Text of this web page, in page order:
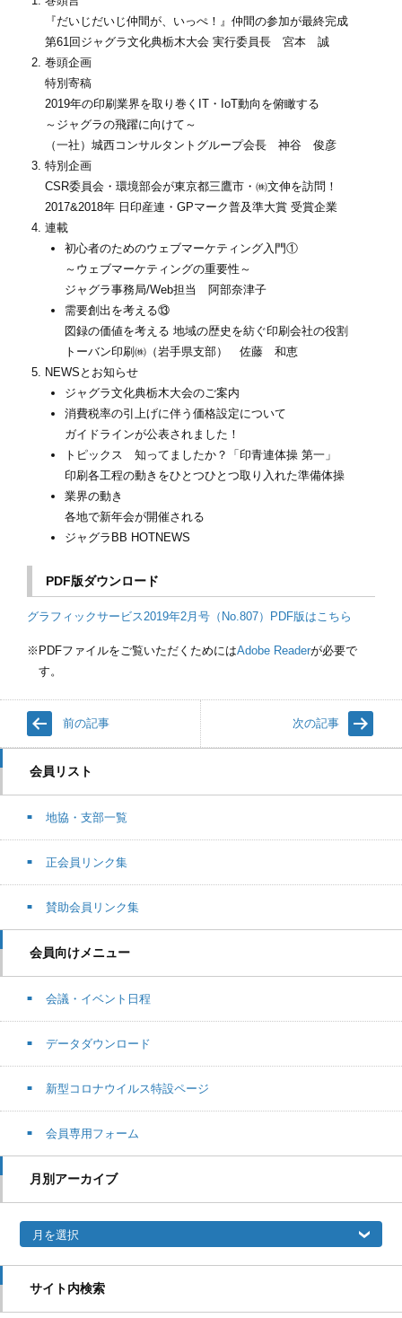
『だいじだいじ仲間が、いっぺ！』仲間の参加が最終完成
第61回ジャグラ文化典栃木大会 実行委員長 宮本 誠
巻頭企画
特別寄稿
2019年の印刷業界を取り巻くIT・IoT動向を俯瞰する
～ジャグラの飛躍に向けて～
（一社）城西コンサルタントグループ会長 神谷 俊彦
特別企画
CSR委員会・環境部会が東京都三鷹市・㈱文伸を訪問！
2017&2018年 日印産連・GPマーク普及準大賞 受賞企業
連載
初心者のためのウェブマーケティング入門①
～ウェブマーケティングの重要性～
ジャグラ事務局/Web担当 阿部奈津子
需要創出を考える⑬
図録の価値を考える 地域の歴史を紡ぐ印刷会社の役割
トーバン印刷㈱（岩手県支部） 佐藤 和恵
NEWSとお知らせ
ジャグラ文化典栃木大会のご案内
消費税率の引上げに伴う価格設定について
ガイドラインが公表されました！
トピックス 知ってましたか？「印青連体操 第一」
印刷各工程の動きをひとつひとつ取り入れた準備体操
業界の動き
各地で新年会が開催される
ジャグラBB HOTNEWS
PDF版ダウンロード
グラフィックサービス2019年2月号（No.807）PDF版はこちら
PDFファイルをご覧いただくためにはAdobe Readerが必要で
す。
前の記事 次の記事
会員リスト
地協・支部一覧
正会員リンク集
賛助会員リンク集
会員向けメニュー
会議・イベント日程
データダウンロード
新型コロナウイルス特設ページ
会員専用フォーム
月別アーカイブ
月別アーカイブ
サイト内検索